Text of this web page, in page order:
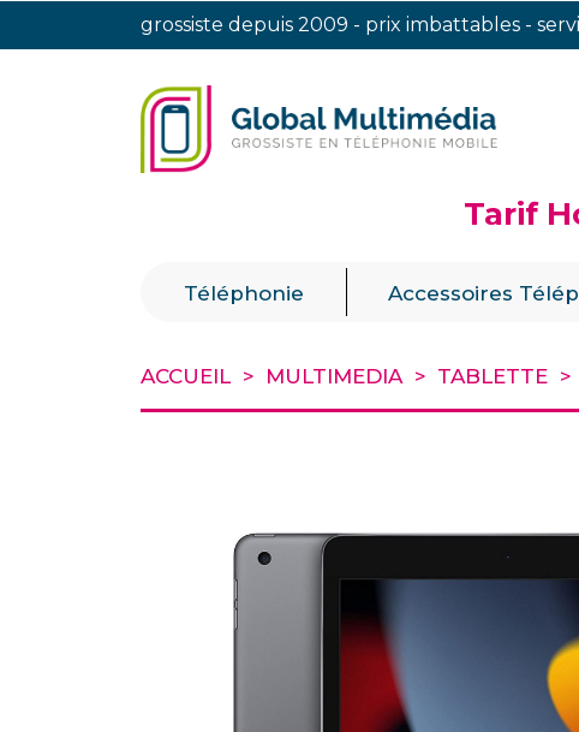
grossiste depuis 2009 - prix imbattables -
Tarif
Téléphonie Accessoires
ACCUEIL MULTIMEDIA TABLETTE